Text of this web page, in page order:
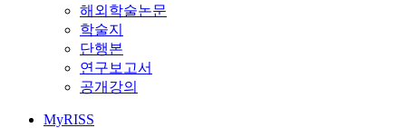
해외학술논문
학술지
단행본
연구보고서
공개강의
MyRISS